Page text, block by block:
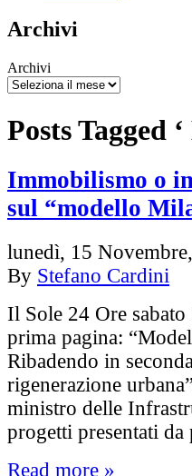
Archivi
Archivi
Posts Tagged
Immobilismo o
sul “modello
lunedì, 15
By Stefano Cardini
Il Sole 24 Ore
prima pagina:
Ribadendo in
rigenerazione
ministro delle
progetti presentati
Read more »